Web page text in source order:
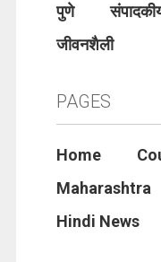
पुणे
जीवनशैली
PAGES
Home
Maharashtra
Hindi News